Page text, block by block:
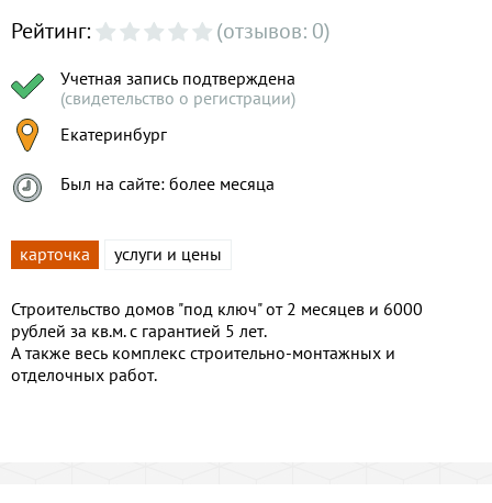
Рейтинг: (отзывов: 0)
Учетная запись подтверждена
(свидетельство о регистрации)
Екатеринбург
Был на сайте: более месяца
карточка услуги и цены
Строительство домов "под ключ" от 2 месяцев и 6000
рублей за кв.м. с гарантией 5 лет.
А также весь комплекс строительно-монтажных и
отделочных работ.